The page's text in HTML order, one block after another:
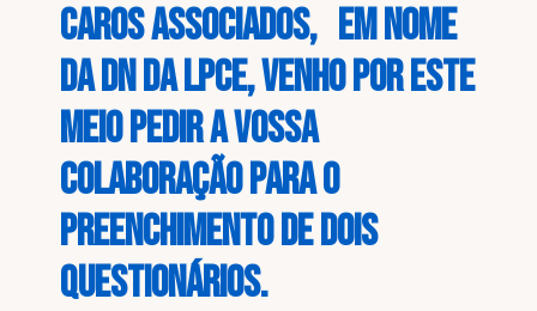
Caros Associados, Em nome
da DN da LPCE, venho por este
meio pedir a vossa
colaboração para o
preenchimento de dois
questionários.